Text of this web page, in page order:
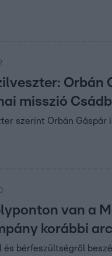
Orbán
misszió
szerint Orbán
van a
korábbi
és bérfeszültségről